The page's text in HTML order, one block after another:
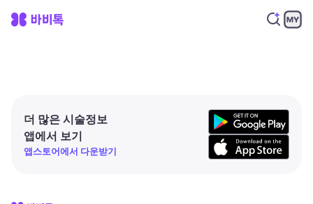
더 많은 시술정보
앱에서 보기
앱스토어에서 다운받기